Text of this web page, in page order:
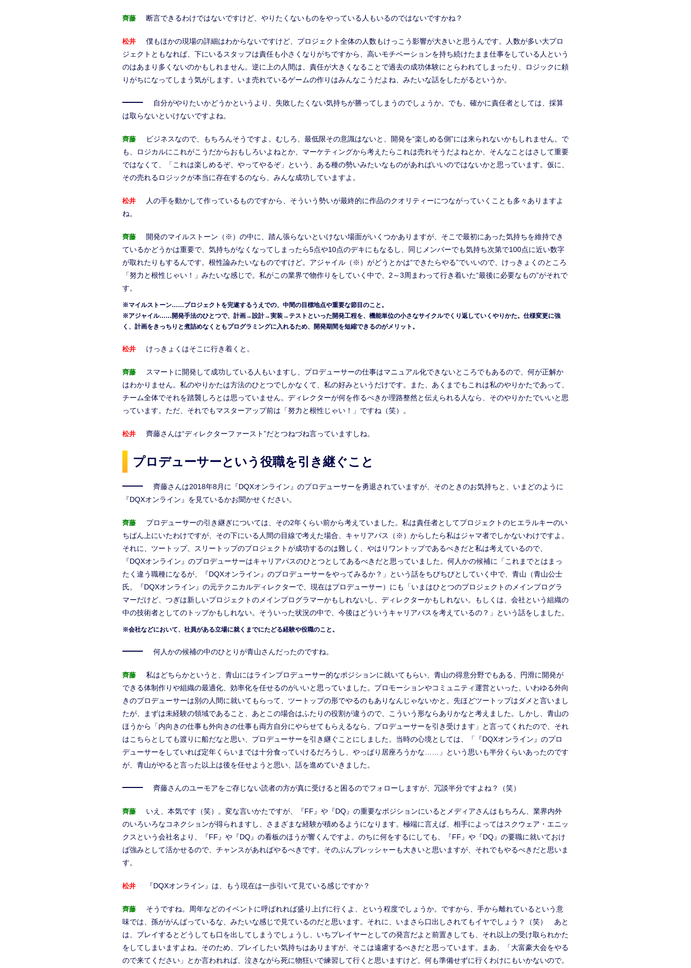
齊藤 断言できるわけではないですけど、やりたくないものをやっている人もいるのではないですかね？
松井
僕もほかの現場の詳細はわからないですけど、プロジェクト全体の人数もけっこう影響が大きいと思うんです。人数が多い大プロ
ジェクトともなれば、下にいるスタッフは責任も小さくなりがちですから、高いモチベーションを持ち続けたまま仕事をしている人という
のはあまり多くないのかもしれません。逆に上の人間は、責任が大きくなることで過去の成功体験にとらわれてしまったり、ロジックに頼
りがちになってしまう気がします。いま売れているゲームの作りはみんなこうだよね、みたいな話をしたがるというか。
自分がやりたいかどうかというより、失敗したくない気持ちが勝ってしまうのでしょうか。でも、確かに責任者としては、採算
は取らないといけないですよね。
齊藤
ビジネスなので、もちろんそうですよ。むしろ、最低限その意識はないと、開発を“楽しめる側”には来られないかもしれません。で
も、ロジカルにこれがこうだからおもしろいよねとか、マーケティングから考えたらこれは売れそうだよねとか、そんなことはさして重要
ではなくて、「これは楽しめるぞ、やってやるぞ」という、ある種の勢いみたいなものがあればいいのではないかと思っています。仮に、
その売れるロジックが本当に存在するのなら、みんな成功していますよ。
松井
人の手を動かして作っているものですから、そういう勢いが最終的に作品のクオリティーにつながっていくことも多々ありますよ
ね。
齊藤
開発のマイルストーン（※）の中に、踏ん張らないといけない場面がいくつかありますが、そこで最初にあった気持ちを維持でき
ているかどうかは重要で、気持ちがなくなってしまったら5点や10点のデキにもなるし、同じメンバーでも気持ち次第で100点に近い数字
が取れたりもするんです。根性論みたいなものですけど。アジャイル（※）がどうとかは“できたらやる”でいいので、けっきょくのところ
「努力と根性じゃい！」みたいな感じで。私がこの業界で物作りをしていく中で、2～3周まわって行き着いた“最後に必要なもの”がそれで
す。
※マイルストーン……プロジェクトを完遂するうえでの、中間の目標地点や重要な節目のこと。
※アジャイル……開発手法のひとつで、計画→設計→実装→テストといった開発工程を、機能単位の小さなサイクルでくり返していくやりかた。仕様変更に強
く、計画をきっちりと煮詰めなくともプログラミングに入れるため、開発期間を短縮できるのがメリット。
松井 けっきょくはそこに行き着くと。
齊藤
スマートに開発して成功している人もいますし、プロデューサーの仕事はマニュアル化できないところでもあるので、何が正解か
はわかりません。私のやりかたは方法のひとつでしかなくて、私の好みというだけです。また、あくまでもこれは私のやりかたであって、
チーム全体でそれを踏襲しろとは思っていません。ディレクターが何を作るべきか理路整然と伝えられる人なら、そのやりかたでいいと思
っています。ただ、それでもマスターアップ前は「努力と根性じゃい！」ですね（笑）。
松井 齊藤さんは“ディレクターファースト”だとつねづね言っていますしね。
プロデューサーという役職を引き継ぐこと
齊藤さんは2018年8月に『DQXオンライン』のプロデューサーを勇退されていますが、そのときのお気持ちと、いまどのように
『DQXオンライン』を見ているかお聞かせください。
齊藤
プロデューサーの引き継ぎについては、その2年くらい前から考えていました。私は責任者としてプロジェクトのヒエラルキーのい
ちばん上にいたわけですが、その下にいる人間の目線で考えた場合、キャリアパス（※）からしたら私はジャマ者でしかないわけですよ。
それに、ツートップ、スリートップのプロジェクトが成功するのは難しく、やはりワントップであるべきだと私は考えているので、
『DQXオンライン』のプロデューサーはキャリアパスのひとつとしてあるべきだと思っていました。何人かの候補に「これまでとはまっ
たく違う職種になるが、『DQXオンライン』のプロデューサーをやってみるか？」という話をちびちびとしていく中で、青山（青山公士
氏。『DQXオンライン』の元テクニカルディレクターで、現在はプロデューサー）にも「いまはひとつのプロジェクトのメインプログラ
マーだけど、つぎは新しいプロジェクトのメインプログラマーかもしれないし、ディレクターかもしれない。もしくは、会社という組織の
中の技術者としてのトップかもしれない。そういった状況の中で、今後はどういうキャリアパスを考えているの？」という話をしました。
※会社などにおいて、社員がある立場に就くまでにたどる経験や役職のこと。
何人かの候補の中のひとりが青山さんだったのですね。
齊藤
私はどちらかというと、青山にはラインプロデューサー的なポジションに就いてもらい、青山の得意分野でもある、円滑に開発が
できる体制作りや組織の最適化、効率化を任せるのがいいと思っていました。プロモーションやコミュニティ運営といった、いわゆる外向
きのプロデューサーは別の人間に就いてもらって、ツートップの形でやるのもありなんじゃないかと。先ほどツートップはダメと言いまし
たが、まずは未経験の領域であること、あとこの場合はふたりの役割が違うので、こういう形ならありかなと考えました。しかし、青山の
ほうから「内向きの仕事も外向きの仕事も両方自分にやらせてもらえるなら、プロデューサーを引き受けます」と言ってくれたので、それ
はこちらとしても渡りに船だなと思い、プロデューサーを引き継ぐことにしました。当時の心境としては、「『DQXオンライン』のプロ
デューサーをしていれば定年くらいまでは十分食っていけるだろうし、やっぱり居座ろうかな……」という思いも半分くらいあったのです
が、青山がやると言った以上は後を任せようと思い、話を進めていきました。
齊藤さんのユーモアをご存じない読者の方が真に受けると困るのでフォローしますが、冗談半分ですよね？（笑）
齊藤
いえ、本気です（笑）。変な言いかたですが、『FF』や『DQ』の重要なポジションにいるとメディアさんはもちろん、業界内外
のいろいろなコネクションが得られますし、さまざまな経験が積めるようになります。極端に言えば、相手によってはスクウェア・エニッ
クスという会社名より、『FF』や『DQ』の看板のほうが響くんですよ。のちに何をするにしても、『FF』や『DQ』の要職に就いておけ
ば強みとして活かせるので、チャンスがあればやるべきです。そのぶんプレッシャーも大きいと思いますが、それでもやるべきだと思いま
す。
松井 『DQXオンライン』は、もう現在は一歩引いて見ている感じですか？
齊藤
そうですね。周年などのイベントに呼ばれれば盛り上げに行くよ、という程度でしょうか。ですから、手から離れているという意
味では、孫ががんばっているな、みたいな感じで見ているのだと思います。それに、いまさら口出しされてもイヤでしょう？（笑） あと
は、プレイするとどうしても口を出してしまうでしょうし、いちプレイヤーとしての発言だよと前置きしても、それ以上の受け取られかた
をしてしまいますよね。そのため、プレイしたい気持ちはありますが、そこは遠慮するべきだと思っています。まあ、「大富豪大会をやる
ので来てください」とか言われれば、泣きながら死に物狂いで練習して行くと思いますけど。何も準備せずに行くわけにもいかないので。